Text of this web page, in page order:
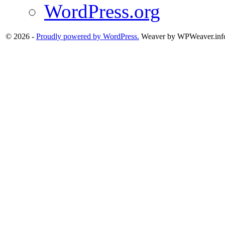
WordPress.org
© 2026 - Proudly powered by WordPress. Weaver by